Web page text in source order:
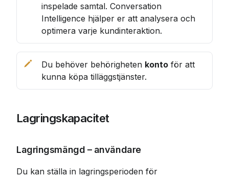
inspelade samtal. Conversation
Intelligence hjälper er att analysera och
optimera varje kundinteraktion.
Du behöver behörigheten konto för att
kunna köpa tilläggstjänster.
Lagringskapacitet
Lagringsmängd – användare
Du kan ställa in lagringsperioden för